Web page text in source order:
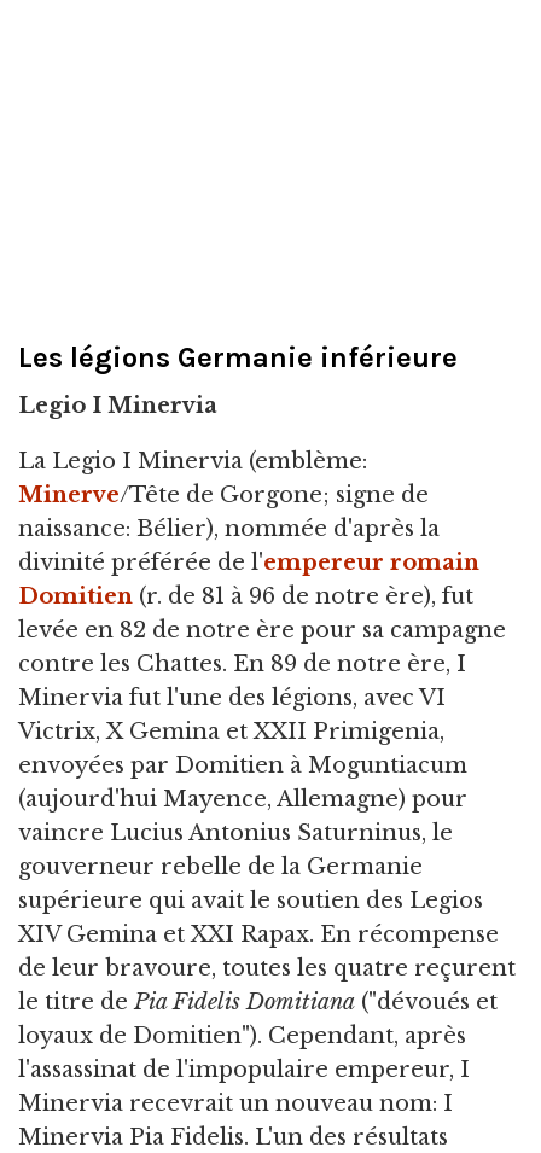
Les légions Germanie inférieure
Legio I Minervia
La Legio I Minervia (emblème:
Minerve/Tête de Gorgone; signe de
naissance: Bélier), nommée d'après la
divinité préférée de l'empereur romain
Domitien (r. de 81 à 96 de notre ère), fut
levée en 82 de notre ère pour sa campagne
contre les Chattes. En 89 de notre ère, I
Minervia fut l'une des légions, avec VI
Victrix, X Gemina et XXII Primigenia,
envoyées par Domitien à Moguntiacum
(aujourd'hui Mayence, Allemagne) pour
vaincre Lucius Antonius Saturninus, le
gouverneur rebelle de la Germanie
supérieure qui avait le soutien des Legios
XIV Gemina et XXI Rapax. En récompense
de leur bravoure, toutes les quatre reçurent
le titre dePia Fidelis Domitiana ("dévoués et
loyaux de Domitien"). Cependant, après
l'assassinat de l'impopulaire empereur, I
Minervia recevrait un nouveau nom: I
Minervia Pia Fidelis. L'un des résultats